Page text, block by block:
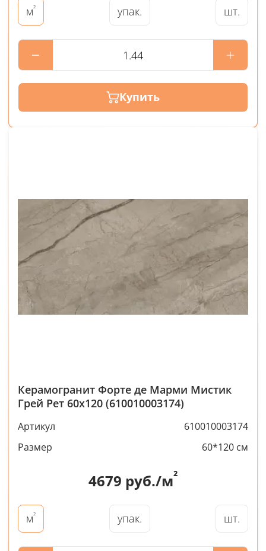
м² упак. шт.
Купить
Керамогранит Форте де Марми Мистик
Грей Рет 60x120 (610010003174)
Артикул
610010003174
Размер
60*120 см
4679 руб./м²
м² упак. шт.